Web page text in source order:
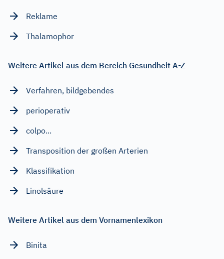
Reklame
Thalamophor
Weitere Artikel aus dem Bereich Gesundheit A-Z
Verfahren, bildgebendes
perioperativ
colpo...
Transposition der großen Arterien
Klassifikation
Linolsäure
Weitere Artikel aus dem Vornamenlexikon
Binita